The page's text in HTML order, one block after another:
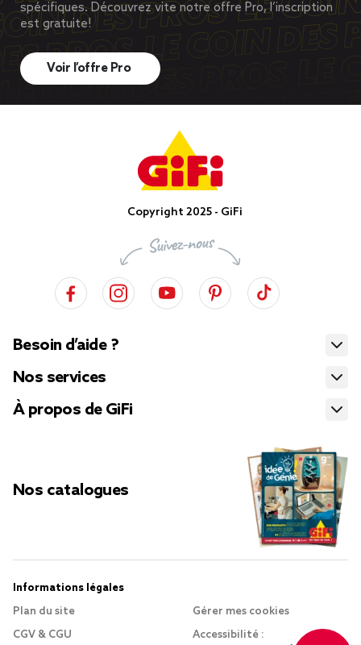
spécifiques. Découvrez vite notre offre Pro, l’inscription
est gratuite!
Voir l’offre Pro
Copyright 2025 - GiFi
Besoin d’aide ?
Nos services
À propos de GiFi
Nos catalogues
Informations légales
Plan du site
CGV & CGU
Gérer mes cookies
Accessibilité :